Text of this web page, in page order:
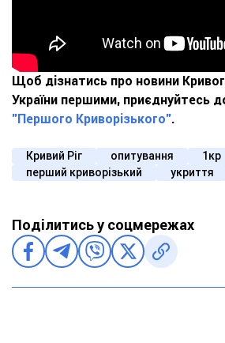
Щоб дізнатись про новини
України першими, приєднуйтесь
"Першого Криворізького".
Кривий Ріг опитування
1кр
перший криворізький
укриття
Поділитись у соцмережах